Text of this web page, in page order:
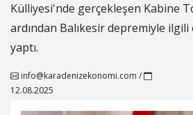
Külliyesi'nde gerçekleşen Kabine
ardından Balıkesir depremiyle
yaptı.
info@karadenizekonomi.com /
12.08.2025